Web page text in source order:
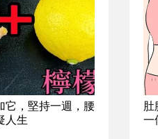
它，堅持一週，腰
人生
肚
一